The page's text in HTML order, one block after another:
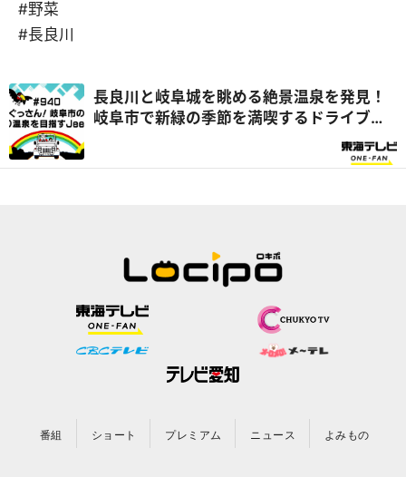
#野菜
#長良川
長良川と岐阜城を眺める絶景温泉を発見！
岐阜市で新緑の季節を満喫するドライブ旅
番組 ショート プレミアム ニュース よみもの